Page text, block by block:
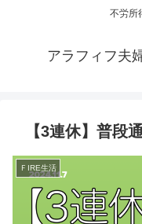
不労所
アラフィフ夫
【3連休】普段
ＦIRE生活